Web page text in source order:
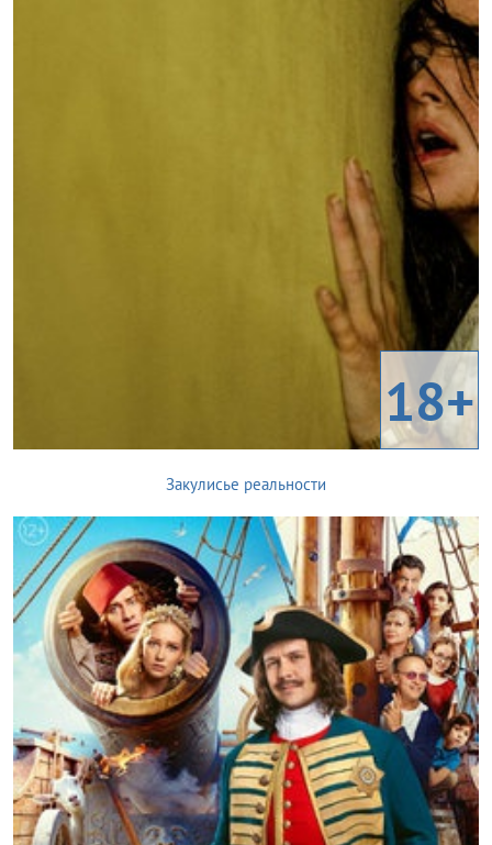
18+
Закулисье реальности